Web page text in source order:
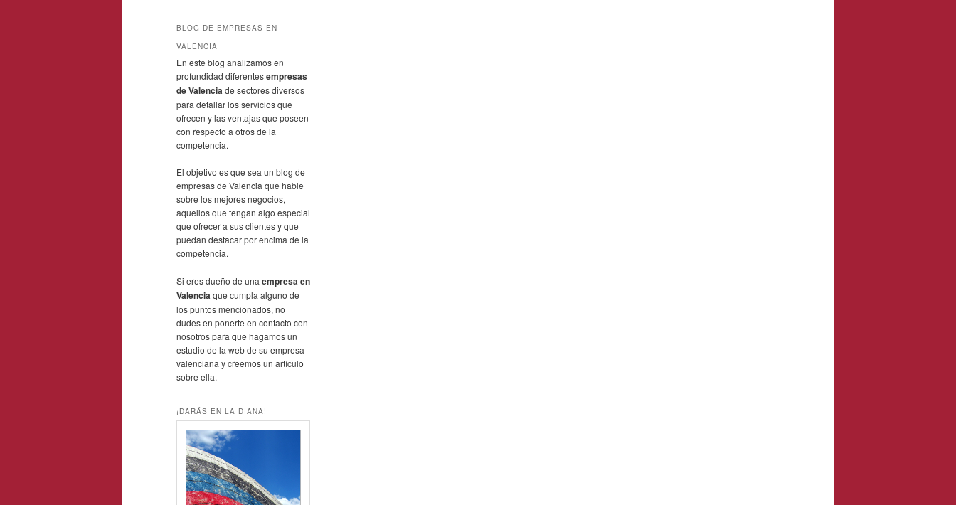
BLOG DE EMPRESAS EN
VALENCIA
En este blog analizamos en
profundidad diferentesempresas
de Valenciade sectores diversos
para detallar los servicios que
ofrecen y las ventajas que poseen
con respecto a otros de la
competencia.
El objetivo es que sea un blog de
empresas de Valencia que hable
sobre los mejores negocios,
aquellos que tengan algo especial
que ofrecer a sus clientes y que
puedan destacar por encima de la
competencia.
Si eres dueño de una empresa en
Valenciaque cumpla alguno de
los puntos mencionados, no
dudes en ponerte en contacto con
nosotros para que hagamos un
estudio de la web de su empresa
valenciana y creemos un artículo
sobre ella.
¡DARÁS EN LA DIANA!